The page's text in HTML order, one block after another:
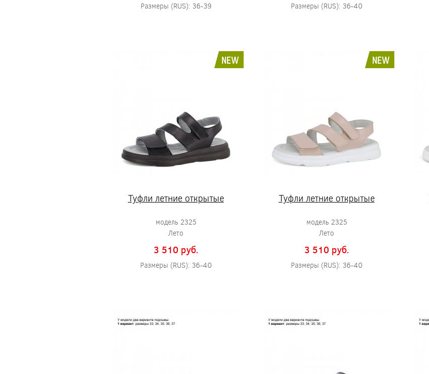
Размеры (RUS): 36-39 Размеры (RUS): 36-40
NEW
Туфли летние открытые
модель 2325
Лето
3 510 pуб.
Размеры (RUS): 36-40
NEW
Туфли летние открытые
модель 2325
Лето
3 510 pуб.
Размеры (RUS): 36-40